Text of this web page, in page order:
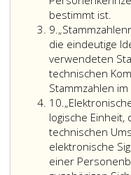
bestimmt ist.
eine
zu
die
9.Ziffer
9
die eindeutige
verwendeten
technischen
Stammzahlen
10.Ziffer
10
logische Einheit,
technischen
elektronische
einer